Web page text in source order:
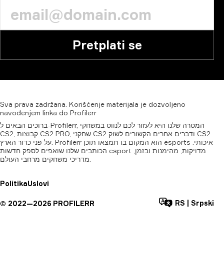
Pretplati se
Sva prava zadržana. Korišćenje materijala je dozvoljeno
navođenjem linka do Profilerr
ברוכים הבאים ל-Profilerr, המטרה שלנו היא לעזור לכם לנווט במשחקי
CS2, קבוצות CS2 PRO, שחקני CS2 ודברים אחרים הקשורים לשוק CS2
על פני כדור הארץ. Profilerr הוא המקום בו תמצאו תוכן esports איכותי.
הכותבים שלנו שואפים לספק חדשות esport מדויקות, מהימנות ובזמן,
PolitikaUslovi
© 2022—2026 PROFILERR RS Srpski